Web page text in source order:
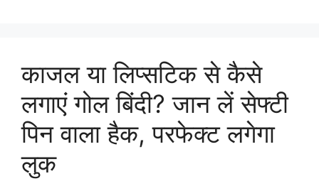
काजल या लिप्सटिक से कैसे
लगाएं गोल बिंदी? जान लें सेफ्टी
पिन वाला हैक, परफेक्ट लगेगा
लुक